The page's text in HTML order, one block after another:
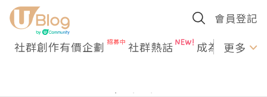
會員登記
社群創作有價企劃 社群熱話 成為U更多